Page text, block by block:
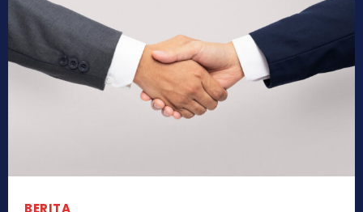
BERITA